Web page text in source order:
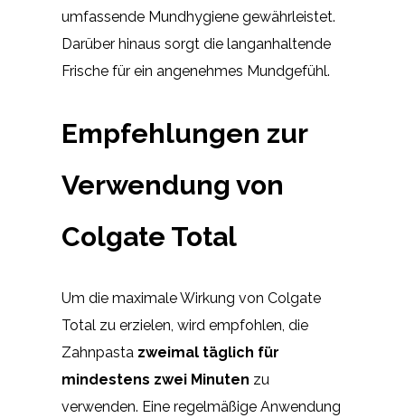
umfassende Mundhygiene gewährleistet.
Darüber hinaus sorgt die langanhaltende
Frische für ein angenehmes Mundgefühl.
Empfehlungen zur
Verwendung von
Colgate Total
Um die maximale Wirkung von Colgate
Total zu erzielen, wird empfohlen, die
Zahnpasta zweimal täglich für
mindestens zwei Minuten zu
verwenden. Eine regelmäßige Anwendung